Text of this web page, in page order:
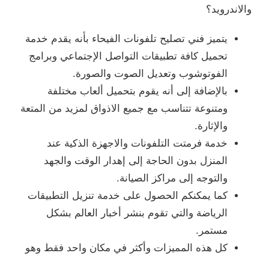
والاندرويد؟
يتميز فني تصليح تلفونات الفيحاء بأنه يقدم خدمة
تحميل كافة تطبيقات التواصل الإجتماعي وبرامج
الفوتوشوب وتعديل الصوت والصورة.
بالإضافة إلى أنه يقوم بتحميل ألعاب مختلفة
ومتنوعة تتناسب مع جميع الاذواق لمزيد من المتعة
والإثارة.
خدمة فرمتت التلفونات والاجهزة الذكية عند
المنزل بدون الحاجة إلى إهدار الوقت والجهد
والتوجه إلى مراكز الصيانة.
كما يمكنكم الحصول على خدمة تنزيل التطبيقات
الرياضة والتي تقوم بنشر أخبار العالم بشكل
مستمر.
كل هذه المميزات وأكثر في مكان واحد فقط وهو